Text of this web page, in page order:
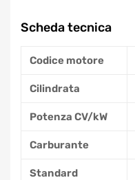
Scheda tecnica
Codice motore
Cilindrata
Potenza CV/kW
Carburante
Standard